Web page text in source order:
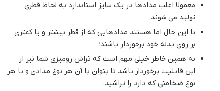
معمولا اغلب مدادها در یک سایز استاندارد به لحاظ قطری
تولید می شوند.
با این حال اما هستند مدادهایی که از قطر بیشتر و یا کمتری
بر روی بدنه خود برخوردار باشند؛
به همین خاطر خیلی مهم است که تراش رومیزی شما نیز از
این قابلیت برخوردار باشد تا بتوان با آن هر نوع مدادی و با هر
نوع ضخامتی که دارد را تراشید.